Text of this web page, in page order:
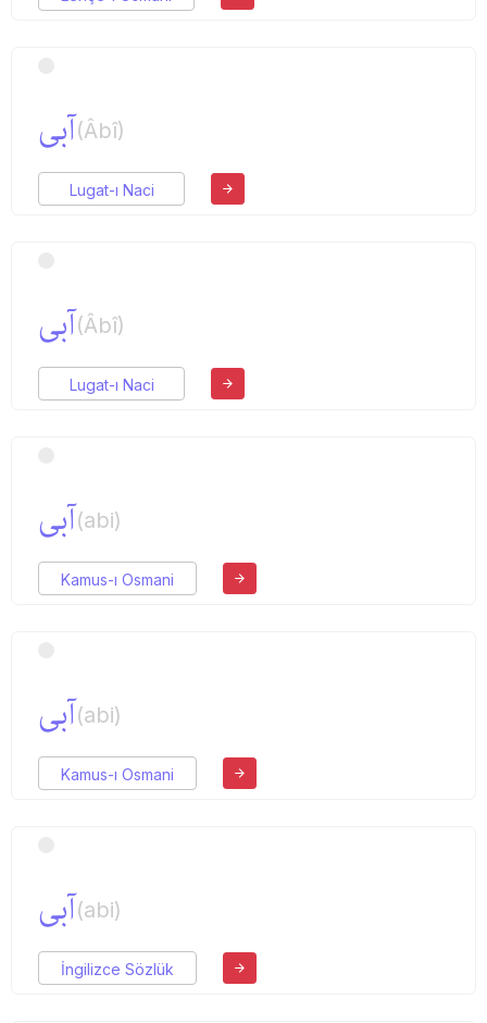
آبی(Âbî)
Lugat-ı Naci
آبی(Âbî)
Lugat-ı Naci
آبی(abi)
Kamus-ı Osmani
آبی(abi)
Kamus-ı Osmani
آبی(abi)
İngilizce Sözlük